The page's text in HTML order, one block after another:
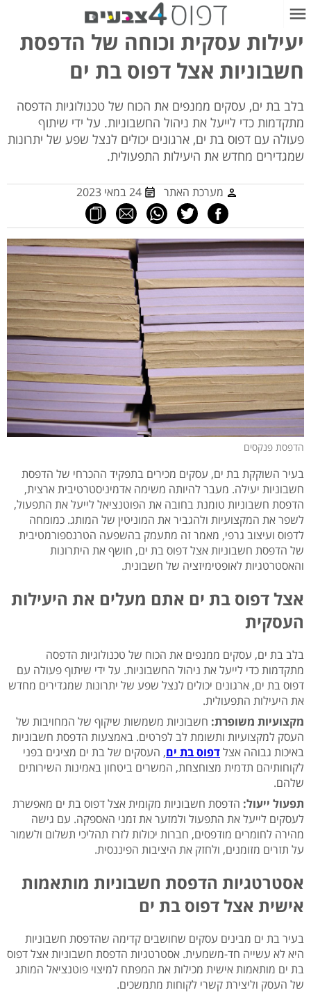
יעילות עסקית וכוחה של הדפסת
חשבוניות אצל דפוס בת ים
בלב בת ים, עסקים ממנפים את הכוח של טכנולוגיות הדפסה
מתקדמות כדי לייעל את ניהול החשבוניות. על ידי שיתוף
פעולה עם דפוס בת ים, ארגונים יכולים לנצל שפע של יתרונות
שמגדירים מחדש את היעילות התפעולית.
מערכת האתר 24 במאי 2023
הדפסת פנקסים
בעיר השוקקת בת ים, עסקים מכירים בתפקיד ההכרחי של הדפסת
חשבוניות יעילה. מעבר להיותה משימה אדמיניסטרטיבית ארצית,
הדפסת חשבוניות טומנת בחובה את הפוטנציאל לייעל את התפעול,
לשפר את המקצועיות ולהגביר את המוניטין של המותג. כמומחה
לדפוס ועיצוב גרפי, מאמר זה מתעמק בהשפעה הטרנספורמטיבית
של הדפסת חשבוניות אצל דפוס בת ים, חושף את היתרונות
והאסטרטגיות לאופטימיזציה של חשבונית.
אצל דפוס בת ים אתם מעלים את היעילות
העסקית
בלב בת ים, עסקים ממנפים את הכוח של טכנולוגיות הדפסה
מתקדמות כדי לייעל את ניהול החשבוניות. על ידי שיתוף פעולה עם
דפוס בת ים, ארגונים יכולים לנצל שפע של יתרונות שמגדירים מחדש
את היעילות התפעולית.
מקצועיות משופרת: חשבוניות משמשות שיקוף של המחויבות של
העסק למקצועיות ותשומת לב לפרטים. באמצעות הדפסת חשבוניות
באיכות גבוהה אצלדפוס בת ים, העסקים של בת ים מציגים בפני
לקוחותיהם תדמית מצוחצחת, המשרים ביטחון באמינות השירותים
שלהם.
תפעול ייעול: הדפסת חשבוניות מקומית אצל דפוס בת ים מאפשרת
לעסקים לייעל את התפעול ולמזער את זמני האספקה. עם גישה
מהירה לחומרים מודפסים, חברות יכולות לזרז תהליכי תשלום ולשמור
על תזרים מזומנים, ולחזק את היציבות הפיננסית.
אסטרטגיות הדפסת חשבוניות מותאמות
אישית אצל דפוס בת ים
בעיר בת ים מבינים עסקים שחושבים קדימה שהדפסת חשבוניות
היא לא עשייה חד-משמעית. אסטרטגיות הדפסת חשבוניות אצל דפוס
בת ים מותאמות אישית מכילות את המפתח למיצוי פוטנציאל המותג
של העסק וליצירת קשרי לקוחות מתמשכים.